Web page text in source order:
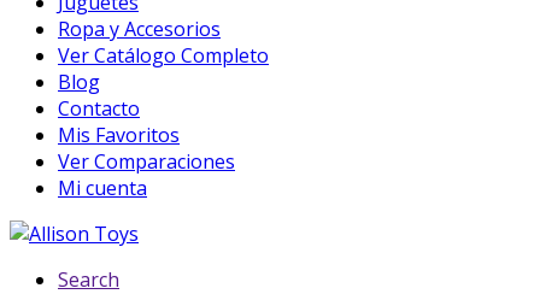
Ropa y Accesorios
Ver Catálogo Completo
Blog
Contacto
Mis Favoritos
Ver Comparaciones
Mi cuenta
Search